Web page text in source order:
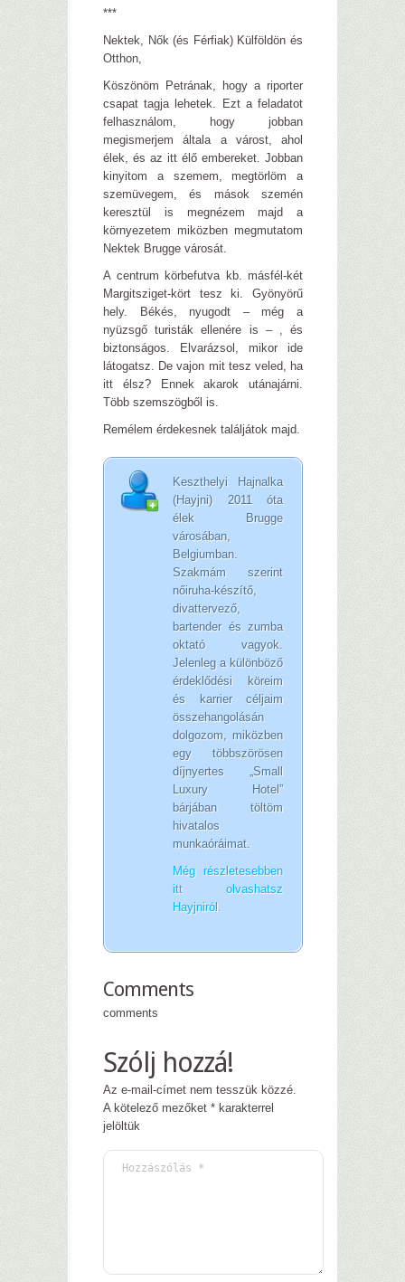
***
Nektek, Nők (és Férfiak) Külföldön és
Otthon,
Köszönöm Petrának, hogy a riporter
csapat tagja lehetek. Ezt a feladatot
felhasználom, hogy jobban
megismerjem általa a várost, ahol
élek, és az itt élő embereket. Jobban
kinyitom a szemem, megtörlöm a
szemüvegem, és mások szemén
keresztül is megnézem majd a
környezetem miközben megmutatom
Nektek Brugge városát.
A centrum körbefutva kb. másfél-két
Margitsziget-kört tesz ki. Gyönyörű
hely. Békés, nyugodt – még a
nyüzsgő turisták ellenére is – , és
biztonságos. Elvarázsol, mikor ide
látogatsz. De vajon mit tesz veled, ha
itt élsz? Ennek akarok utánajárni.
Több szemszögből is.
Remélem érdekesnek találjátok majd.
Keszthelyi Hajnalka
(Hayjni) 2011 óta
élek Brugge
városában,
Belgiumban.
Szakmám szerint
nőiruha-készítő,
divattervező,
bartender és zumba
oktató vagyok.
Jelenleg a különböző
érdeklődési köreim
és karrier céljaim
összehangolásán
dolgozom, miközben
egy többszörösen
díjnyertes „Small
Luxury Hotel”
bárjában töltöm
hivatalos
munkaóráimat.
Még részletesebben
itt olvashatsz
Hayjniról.
Comments
comments
Szólj hozzá!
Az e-mail-címet nem tesszük közzé.
A kötelező mezőket * karakterrel
jelöltük